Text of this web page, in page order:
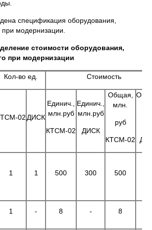
спецификация оборудования,
модернизации.
стоимости оборудования,
при модернизации
Кол-во ед. Стоимость
02 ДИСК
Единич.,
млн.руб
КТСМ-02
Единич.,
млн.руб
ДИСК
Общая,
млн.
руб
КТСМ-02
1 1 500 300 500
1 - 8 - 8